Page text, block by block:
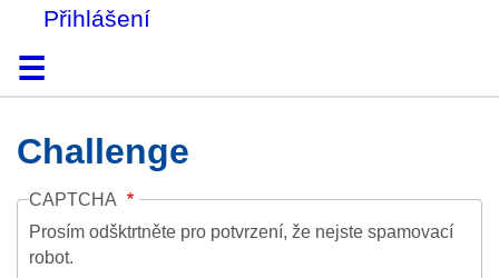
Přihlášení
DomůKolekce
Prohlížení
Vyhledávání
O platformě
Nápověda
KontaktDigitalia
Challenge
CAPTCHA
Prosím odšktrtněte pro potvrzení, že nejste spamovací
robot.